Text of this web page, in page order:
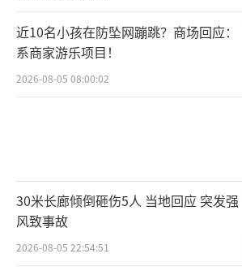
近10名小孩在防坠网蹦跳？商场回应：
系商家游乐项目！
2026-08-05 08:00:02
30米长廊倾倒砸伤5人 当地回应 突发强
风致事故
2026-08-05 22:54:51